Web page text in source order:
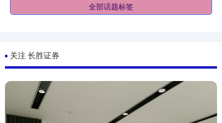
全部话题标签
关注 长胜证券